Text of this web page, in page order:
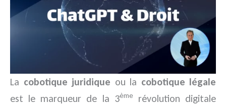
La cobotique juridique ou la cobotique légale
est le marqueur de la 3èmerévolution digitale